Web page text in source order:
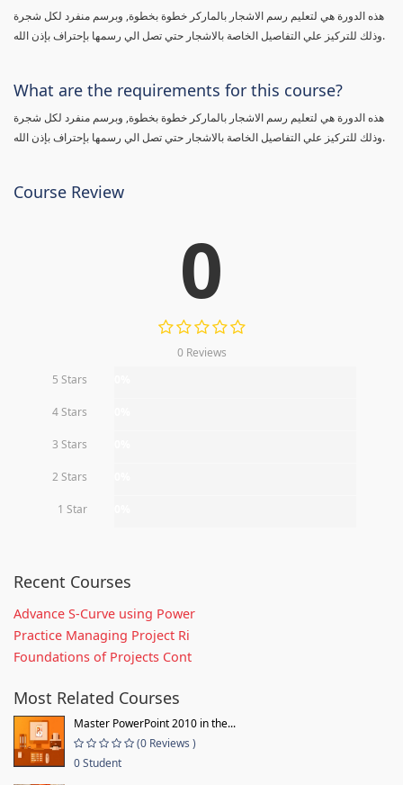
هذه الدورة هي لتعليم رسم الاشجار بالماركر خطوة بخطوة, وبرسم منفرد لكل شجرة
وذلك للتركيز علي التفاصيل الخاصة بالاشجار حتي تصل الي رسمها بإحتراف بإذن الله.
What are the requirements for this course?
هذه الدورة هي لتعليم رسم الاشجار بالماركر خطوة بخطوة, وبرسم منفرد لكل شجرة
وذلك للتركيز علي التفاصيل الخاصة بالاشجار حتي تصل الي رسمها بإحتراف بإذن الله.
Course Review
0
0 Reviews
5 Stars
4 Stars
3 Stars
2 Stars
1 Star
Recent Courses
Advance S-Curve using Power
Practice Managing Project Ri
Foundations of Projects Cont
Most Related Courses
Master PowerPoint 2010 in the...
(0 Reviews )
0 Student